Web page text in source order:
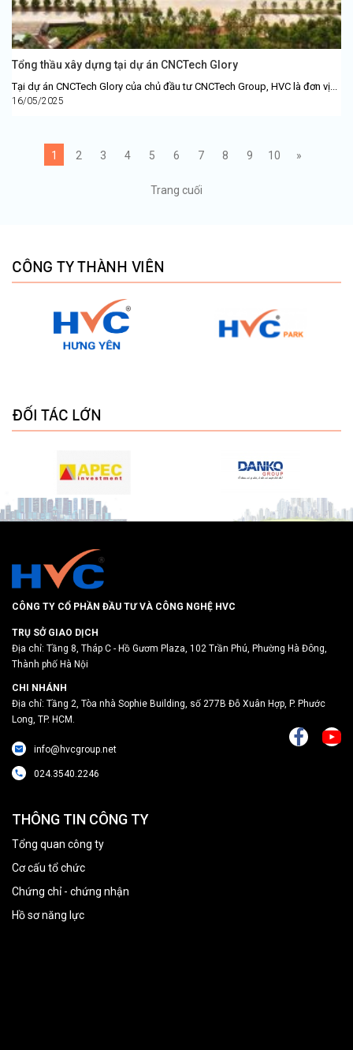
Tổng thầu xây dựng tại dự án CNCTech Glory
Tại dự án CNCTech Glory của chủ đầu tư CNCTech Group, HVC là đơn vị...
16/05/2025
1 2 3 4 5 6 7 8 9 10 »
Trang cuối
CÔNG TY THÀNH VIÊN
ĐỐI TÁC LỚN
CÔNG TY CỔ PHẦN ĐẦU TƯ VÀ CÔNG NGHỆ HVC
TRỤ SỞ GIAO DỊCH
Địa chỉ: Tầng 8, Tháp C - Hồ Gươm Plaza, 102 Trần Phú, Phường Hà Đông,
Thành phố Hà Nội
CHI NHÁNH
Địa chỉ: Tầng 2, Tòa nhà Sophie Building, số 277B Đỗ Xuân Hợp, P. Phước
Long, TP. HCM.
info@hvcgroup.net
024.3540.2246
THÔNG TIN CÔNG TY
Tổng quan công ty
Cơ cấu tổ chức
Chứng chỉ - chứng nhận
Hồ sơ năng lực